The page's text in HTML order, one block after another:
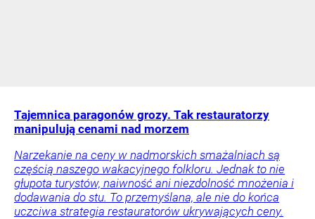
Tajemnica paragonów grozy. Tak restauratorzy
manipulują cenami nad morzem
Narzekanie na ceny w nadmorskich smażalniach są
częścią naszego wakacyjnego folkloru. Jednak to nie
głupota turystów, naiwność ani niezdolność mnożenia i
dodawania do stu. To przemyślana, ale nie do końca
uczciwa strategia restauratorów ukrywających ceny.